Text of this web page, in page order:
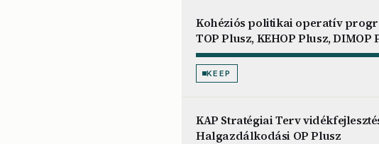
Kohéziós politikai operatív
TOP Plusz, KEHOP Plusz, DIMOP
KEEP
KAP Stratégiai Terv
Halgazdálkodási OP Plusz